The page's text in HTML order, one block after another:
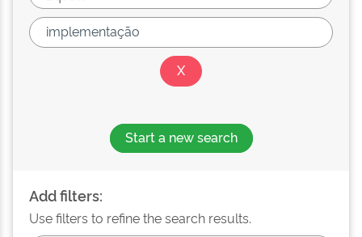
Start a new search
Add filters:
Use filters to refine the search results.